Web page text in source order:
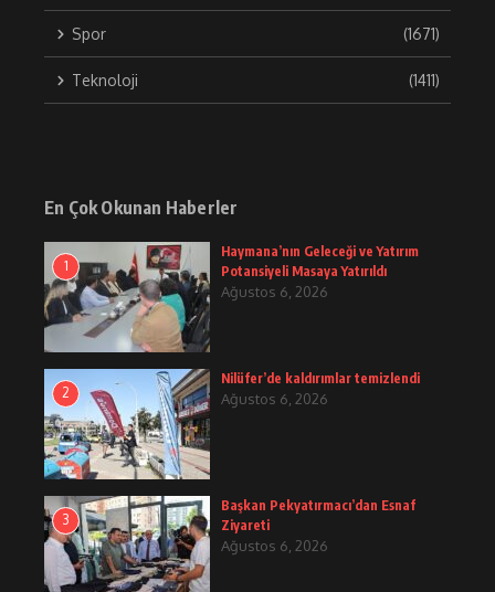
Spor (1671)
Teknoloji (1411)
En Çok Okunan Haberler
1
Haymana’nın Geleceği ve Yatırım
Potansiyeli Masaya Yatırıldı
Ağustos 6, 2026
2
Nilüfer’de kaldırımlar temizlendi
Ağustos 6, 2026
3
Başkan Pekyatırmacı’dan Esnaf
Ziyareti
Ağustos 6, 2026